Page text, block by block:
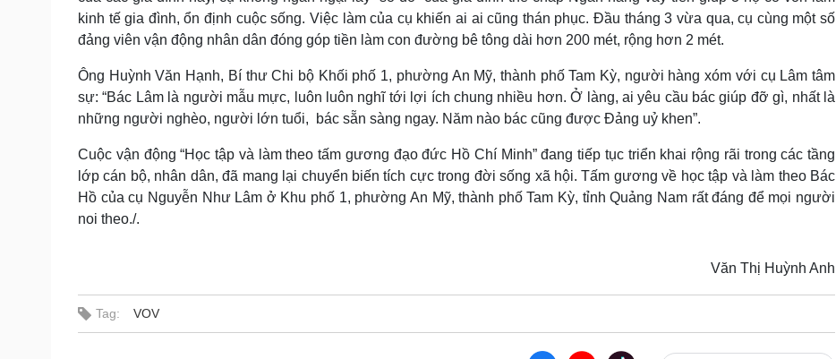
kinh tế gia đình, ổn định cuộc sống. Việc làm của cụ khiến ai ai cũng thán phục. Đầu tháng 3 vừa qua, cụ cùng một số
đảng viên vận động nhân dân đóng góp tiền làm con đường bê tông dài hơn 200 mét, rộng hơn 2 mét.
Ông Huỳnh Văn Hạnh, Bí thư Chi bộ Khối phố 1, phường An Mỹ, thành phố Tam Kỳ, người hàng xóm với cụ Lâm tâm
sự: “Bác Lâm là người mẫu mực, luôn luôn nghĩ tới lợi ích chung nhiều hơn. Ở làng, ai yêu cầu bác giúp đỡ gì, nhất là
những người nghèo, người lớn tuổi, bác sẵn sàng ngay. Năm nào bác cũng được Đảng uỷ khen”.
Cuộc vận động “Học tập và làm theo tấm gương đạo đức Hồ Chí Minh” đang tiếp tục triển khai rộng rãi trong các tầng
lớp cán bộ, nhân dân, đã mang lại chuyển biến tích cực trong đời sống xã hội. Tấm gương về học tập và làm theo Bác
Hồ của cụ Nguyễn Như Lâm ở Khu phố 1, phường An Mỹ, thành phố Tam Kỳ, tỉnh Quảng Nam rất đáng để mọi người
noi theo./.
Văn Thị Huỳnh Anh
Tag: VOV